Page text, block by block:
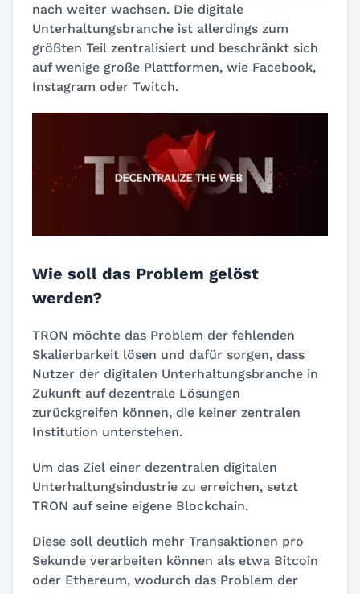
nach weiter wachsen. Die digitale
Unterhaltungsbranche ist allerdings zum
größten Teil zentralisiert und beschränkt sich
auf wenige große Plattformen, wie Facebook,
Instagram oder Twitch.
Wie soll das Problem gelöst
werden?
TRON möchte das Problem der fehlenden
Skalierbarkeit lösen und dafür sorgen, dass
Nutzer der digitalen Unterhaltungsbranche in
Zukunft auf dezentrale Lösungen
zurückgreifen können, die keiner zentralen
Institution unterstehen.
Um das Ziel einer dezentralen digitalen
Unterhaltungsindustrie zu erreichen, setzt
TRON auf seine eigene Blockchain.
Diese soll deutlich mehr Transaktionen pro
Sekunde verarbeiten können als etwa Bitcoin
oder Ethereum, wodurch das Problem der